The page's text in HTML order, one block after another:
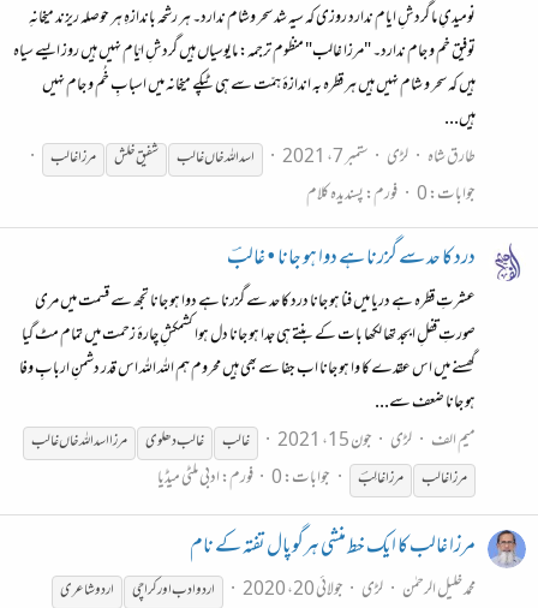
نومیدیِ ما گردشِ ایام ندارد روزی کہ سیہ شد سحر وشام ندارد۔ ہر رشحہ باندازہِ ہر حوصلہ ریزند میخانہِ
توفیق خم و جام ندارد۔ "مرزا غالب" منظوم ترجمہ: مایوسیاں ہیں گردشِ ایّام نہیں ہیں روز ایسے سیاہ
ہیں کہ سحر و شام نہیں ہیں ہر قطرہ بہ اندازۂ ہمّت سے ہی ٹپکے میخانہ میں اسبابِ خُم و جام نہیں
ہیں...
طارق شاہ
لڑی ستمبر 7، 2021 اسداللہ خاںغالب شفیق خلش مرزاغالب
جوابات: 0 فورم:پسندیدہ کلام
درد کا حد سے گزرنا ہے دوا ہو جانا • غالبؔ
عشرتِ قطرہ ہے دریا میں فنا ہو جانا درد کا حد سے گزرنا ہے دوا ہو جانا تجھ سے قسمت میں مری
صورتِ قفلِ ابجد تھا لکھا بات کے بنتے ہی جدا ہو جانا دل ہوا کشمکشِ چارۂ زحمت میں تمام مٹ گیا
گھسنے میں اس عقدے کا وا ہو جانا اب جفا سے بھی ہیں محروم ہم اللہ اللہ اس قدر دشمنِ اربابِ وفا
ہو جانا ضعف سے...
میم الف
لڑی جون 15، 2021 غالب غالبدھلوی مرزااسد الله خاںغالب
مرزاغالب مرزاغالِبؔ جوابات: 0 فورم:ادبی ملٹی میڈیا
مرزا غالب کا ایک خط منشی ہرگوپال تفتہ کے نام
محمد خلیل الرحمٰن لڑی جولائی 20، 2020 اردو ادب اور کراچی
اردو شاعری